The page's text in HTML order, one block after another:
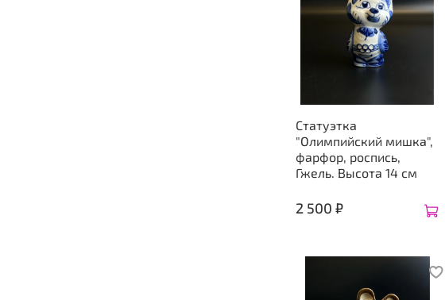
Статуэтка
"Олимпийский мишка",
фарфор, роспись,
Гжель. Высота 14 см
2 500 ₽